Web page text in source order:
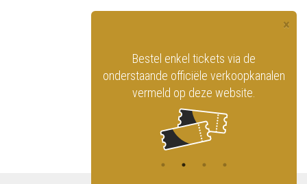
×
Bestel enkel tickets via de
onderstaande officiële verkoopkanalen
vermeld op deze website.